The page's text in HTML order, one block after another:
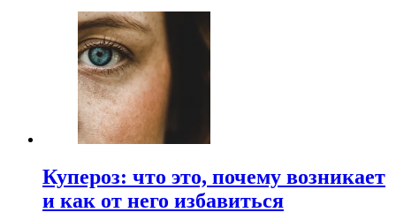
Купероз: что это, почему возникает
и как от него избавиться